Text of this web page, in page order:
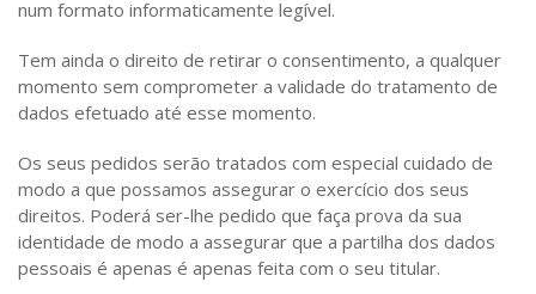
num formato informaticamente legível.
Tem ainda o direito de retirar o consentimento, a qualquer
momento sem comprometer a validade do tratamento de
dados efetuado até esse momento.
Os seus pedidos serão tratados com especial cuidado de
modo a que possamos assegurar o exercício dos seus
direitos. Poderá ser-lhe pedido que faça prova da sua
identidade de modo a assegurar que a partilha dos dados
pessoais é apenas é apenas feita com o seu titular.